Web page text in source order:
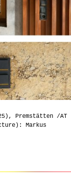
Premstätten /AT
Markus